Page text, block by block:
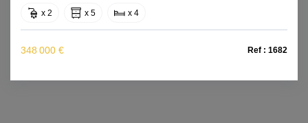
x 2 x 5 x 4
348 000 € Ref : 1682